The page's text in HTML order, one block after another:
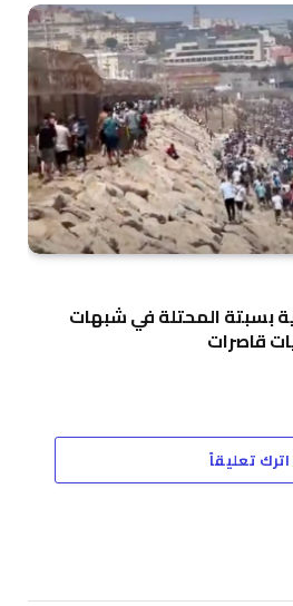
بسبتة المحتلة في شبهات
قاصرات
اترك تعليقاً